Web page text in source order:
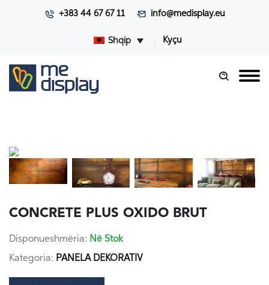
+383 44 67 67 11 info@medisplay.eu
Shqip Kyçu
CONCRETE PLUS OXIDO BRUT
Disponueshmëria: Në Stok
Kategoria: PANELA DEKORATIV